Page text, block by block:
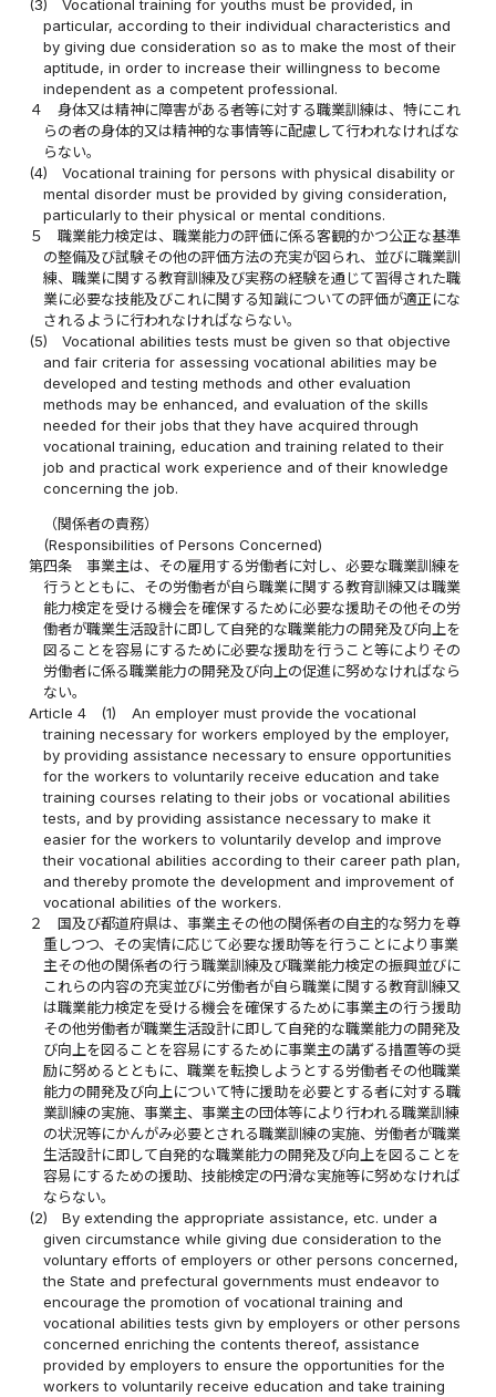
(3)
Vocational training for youths must be provided, in
particular, according to their individual characteristics and
by giving due consideration so as to make the most of their
aptitude, in order to increase their willingness to become
independent as a competent professional.
４
身体又は精神に障害がある者等に対する職業訓練は、特にこれ
らの者の身体的又は精神的な事情等に配慮して行われなければな
らない。
(4)
Vocational training for persons with physical disability or
mental disorder must be provided by giving consideration,
particularly to their physical or mental conditions.
５
職業能力検定は、職業能力の評価に係る客観的かつ公正な基準
の整備及び試験その他の評価方法の充実が図られ、並びに職業訓
練、職業に関する教育訓練及び実務の経験を通じて習得された職
業に必要な技能及びこれに関する知識についての評価が適正にな
されるように行われなければならない。
(5)
Vocational abilities tests must be given so that objective
and fair criteria for assessing vocational abilities may be
developed and testing methods and other evaluation
methods may be enhanced, and evaluation of the skills
needed for their jobs that they have acquired through
vocational training, education and training related to their
job and practical work experience and of their knowledge
concerning the job.
（関係者の責務）
(Responsibilities of Persons Concerned)
第四条
事業主は、その雇用する労働者に対し、必要な職業訓練を
行うとともに、その労働者が自ら職業に関する教育訓練又は職業
能力検定を受ける機会を確保するために必要な援助その他その労
働者が職業生活設計に即して自発的な職業能力の開発及び向上を
図ることを容易にするために必要な援助を行うこと等によりその
労働者に係る職業能力の開発及び向上の促進に努めなければなら
ない。
Article 4
(1)
An employer must provide the vocational
training necessary for workers employed by the employer,
by providing assistance necessary to ensure opportunities
for the workers to voluntarily receive education and take
training courses relating to their jobs or vocational abilities
tests, and by providing assistance necessary to make it
easier for the workers to voluntarily develop and improve
their vocational abilities according to their career path plan,
and thereby promote the development and improvement of
vocational abilities of the workers.
２
国及び都道府県は、事業主その他の関係者の自主的な努力を尊
重しつつ、その実情に応じて必要な援助等を行うことにより事業
主その他の関係者の行う職業訓練及び職業能力検定の振興並びに
これらの内容の充実並びに労働者が自ら職業に関する教育訓練又
は職業能力検定を受ける機会を確保するために事業主の行う援助
その他労働者が職業生活設計に即して自発的な職業能力の開発及
び向上を図ることを容易にするために事業主の講ずる措置等の奨
励に努めるとともに、職業を転換しようとする労働者その他職業
能力の開発及び向上について特に援助を必要とする者に対する職
業訓練の実施、事業主、事業主の団体等により行われる職業訓練
の状況等にかんがみ必要とされる職業訓練の実施、労働者が職業
生活設計に即して自発的な職業能力の開発及び向上を図ることを
容易にするための援助、技能検定の円滑な実施等に努めなければ
ならない。
(2)
By extending the appropriate assistance, etc. under a
given circumstance while giving due consideration to the
voluntary efforts of employers or other persons concerned,
the State and prefectural governments must endeavor to
encourage the promotion of vocational training and
vocational abilities tests givn by employers or other persons
concerned enriching the contents thereof, assistance
provided by employers to ensure the opportunities for the
workers to voluntarily receive education and take training